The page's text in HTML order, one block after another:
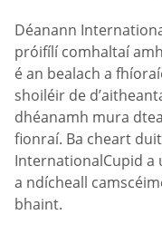
Déanann
próifílí comhaltaí
é an bealach a
shoiléir de
dhéanamh mura
fionraí. Ba cheart
InternationalCupid a
a ndícheall
bhaint.